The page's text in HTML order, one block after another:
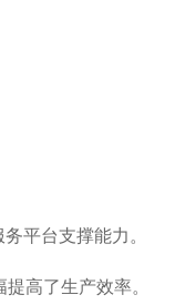
平台支撑能力。
高了生产效率。